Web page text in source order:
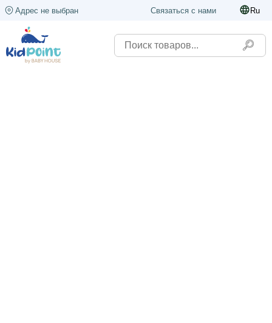
Адрес не выбран Связаться с нами Ru